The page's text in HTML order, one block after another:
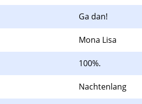
Ga dan!
Mona Lisa
100%.
Nachtenlang